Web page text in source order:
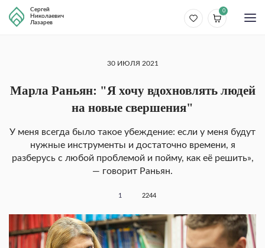
Сергей
Николаевич
Лазарев
0
30 ИЮЛЯ 2021
Марла Раньян: "Я хочу вдохновлять людей
на новые свершения"
У меня всегда было такое убеждение: если у меня будут
нужные инструменты и достаточно времени, я
разберусь с любой проблемой и пойму, как её решить»,
— говорит Раньян.
1 2244